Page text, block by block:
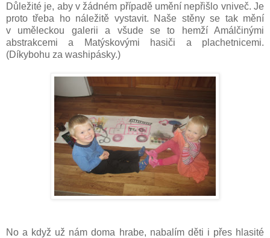
Důležité je, aby v žádném případě umění nepřišlo vniveč. Je
proto třeba ho náležitě vystavit. Naše stěny se tak mění
v uměleckou galerii a všude se to hemží Amálčinými
abstrakcemi a Matýskovými hasiči a plachetnicemi.
(Díkybohu za washipásky.)
No a když už nám doma hrabe, nabalím děti i přes hlasité